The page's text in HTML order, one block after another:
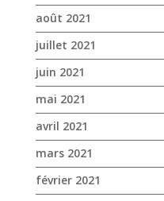
août 2021
juillet 2021
juin 2021
mai 2021
avril 2021
mars 2021
février 2021